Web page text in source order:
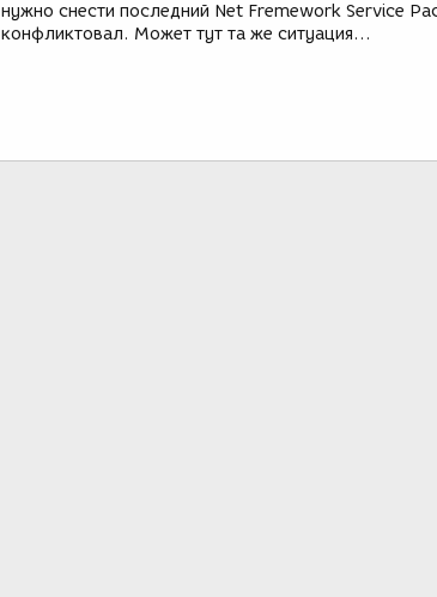
нужно снести последний Net Fremework Service
конфликтовал. Может тут та же ситуация...